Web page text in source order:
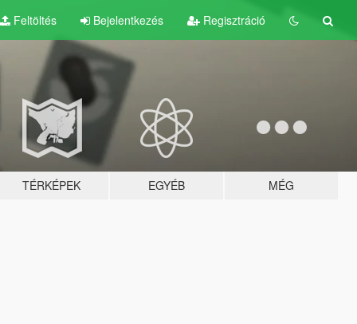
Feltöltés Bejelentkezés Regisztráció
TÉRKÉPEK EGYÉB MÉG